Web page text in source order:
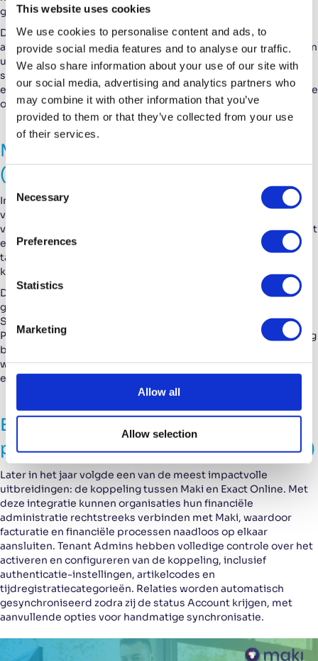
This website uses cookies
We use cookies to personalise content and ads, to
provide social media features and to analyse our traffic.
We also share information about your use of our site with
our social media, advertising and analytics partners who
may combine it with other information that you’ve
provided to them or that they’ve collected from your use
of their services.
C
o
n
e
l
e
c
o
Necessary
Preferences
Statistics
Marketing
Allow all
Allow selection
geschiedenis van Maki.
Door deze modernisering verloopt alle communicatie nu
asynchroon, waardoor bewerkingen gelijktijdig kunnen worden
uitgevoerd in plaats van stap voor stap. Dit resulteert in een
sneller en efficiënter systeem, met verbeterde performance
en schaalbaarheid, en vormt een solide basis voor toekomstige
ontwikkelingen.
Meerdere kleinere verbeteringen
(2025.09 & 2025.10)
In de september- en oktoberreleases zijn diverse kleinere
verbeteringen doorgevoerd die het dagelijks gebruik verder
verfijnen. De septemberrelease richtte zich vooral op overzicht
en efficiëntie. Hyperlinks openen nu standaard in een nieuw
tabblad en taak- en projectnamen zijn samengevoegd in één
kolom, zodat informatie sneller toegankelijk is.
De oktoberrelease lag meer op betrouwbaarheid en
gebruiksgemak. Facturen worden sindsdien gegenereerd via
Syncfusion, creditcheck-rapporten zijn direct beschikbaar als
PDF op de relatiekaart en gebruikers krijgen een waarschuwing
bij het verlaten van een pagina met niet-opgeslagen
wijzigingen. Deze verbeteringen verkleinen de kans op fouten
en dragen bij aan een consistentere gebruikerservaring.
Exact Online-koppeling en
performanceverbeteringen (2025.11)
Later in het jaar volgde een van de meest impactvolle
uitbreidingen: de koppeling tussen Maki en Exact Online. Met
deze integratie kunnen organisaties hun financiële
administratie rechtstreeks verbinden met Maki, waardoor
facturatie en financiële processen naadloos op elkaar
aansluiten. Tenant Admins hebben volledige controle over het
activeren en configureren van de koppeling, inclusief
authenticatie-instellingen, artikelcodes en
tijdregistratiecategorieën. Relaties worden automatisch
gesynchroniseerd zodra zij de status Account krijgen, met
aanvullende opties voor handmatige synchronisatie.